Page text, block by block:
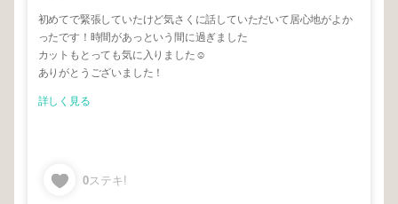
初めてで緊張していたけど気さくに話していただいて居心地がよか
ったです！時間があっという間に過ぎました
カットもとっても気に入りました☺️
ありがとうございました！
詳しく見る
0ステキ!